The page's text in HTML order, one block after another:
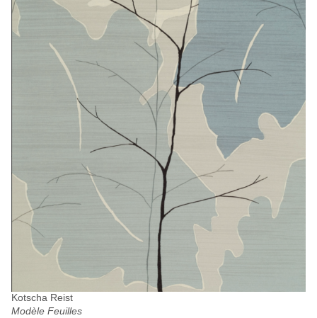
Kotscha Reist
Modèle Feuilles